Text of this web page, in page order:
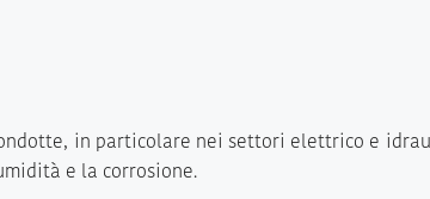
in particolare nei settori elettrico e
e la corrosione.